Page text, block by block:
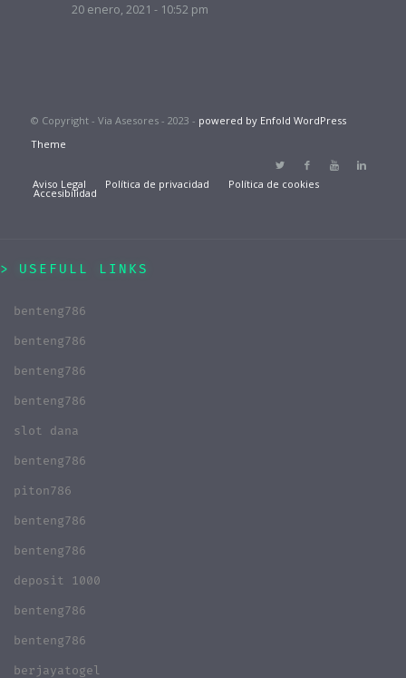
20 enero, 2021 - 10:52 pm
© Copyright - Via Asesores - 2023 - powered by Enfold WordPress
Theme
Aviso Legal Política de privacidad Política de cookies
Accesibilidad
USEFULL LINKS
benteng786
benteng786
benteng786
benteng786
slot dana
benteng786
piton786
benteng786
benteng786
deposit 1000
benteng786
benteng786
berjayatogel